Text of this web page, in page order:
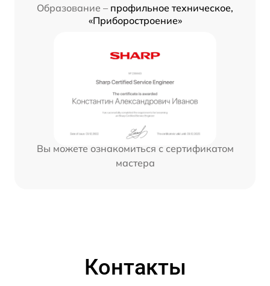
Образование – профильное техническое,
«Приборостроение»
Вы можете ознакомиться с сертификатом
мастера
Контакты